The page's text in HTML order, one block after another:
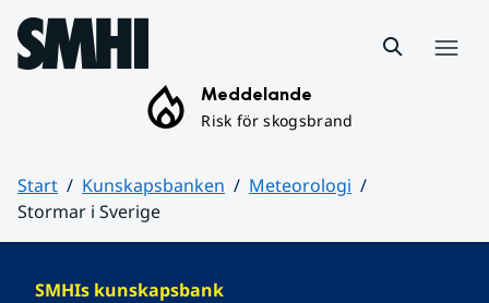
Hoppa till sidans innehåll
Meddelande
Risk för skogsbrand
Start Kunskapsbanken
Meteorologi
Stormar i Sverige
SMHIs kunskapsbank